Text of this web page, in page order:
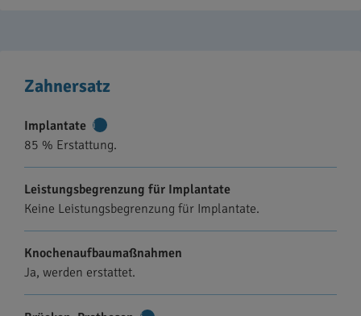
Zahnersatz
Implantate
Informationen
85 % Erstattung.
Leistungsbegrenzung für Implantate
Keine Leistungsbegrenzung für Implantate.
Knochenaufbaumaßnahmen
Ja, werden erstattet.